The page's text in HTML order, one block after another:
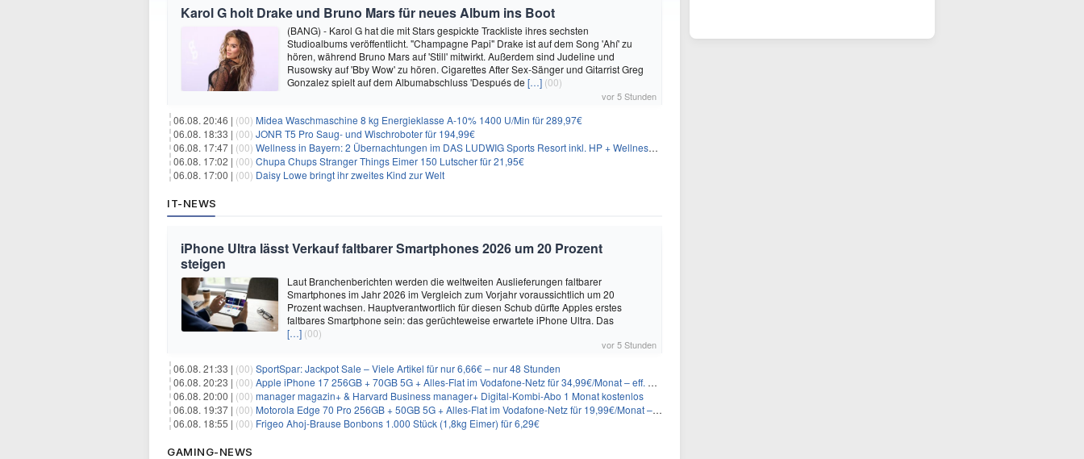
Karol G holt Drake und Bruno Mars für neues Album ins Boot
(BANG) - Karol G hat die mit Stars gespickte Trackliste ihres sechsten
Studioalbums veröffentlicht. "Champagne Papi" Drake ist auf dem Song 'Ahí' zu
hören, während Bruno Mars auf 'Still' mitwirkt. Außerdem sind Judeline und
Rusowsky auf 'Bby Wow' zu hören. Cigarettes After Sex-Sänger und Gitarrist Greg
Gonzalez spielt auf dem Albumabschluss 'Después de […] (00)
vor 5 Stunden
06.08. 20:46 | (00) Midea Waschmaschine 8 kg Energieklasse A-10% 1400 U/Min für 289,97€
06.08. 18:33 | (00) JONR T5 Pro Saug- und Wischroboter für 194,99€
06.08. 17:47 | (00) Wellness in Bayern: 2 Übernachtungen im DAS LUDWIG Sports Resort inkl. HP + Wellness ab 174€ p.P.
06.08. 17:02 | (00) Chupa Chups Stranger Things Eimer 150 Lutscher für 21,95€
06.08. 17:00 | (00) Daisy Lowe bringt ihr zweites Kind zur Welt
IT-NEWS
iPhone Ultra lässt Verkauf faltbarer Smartphones 2026 um 20 Prozent
steigen
Laut Branchenberichten werden die weltweiten Auslieferungen faltbarer
Smartphones im Jahr 2026 im Vergleich zum Vorjahr voraussichtlich um 20
Prozent wachsen. Hauptverantwortlich für diesen Schub dürfte Apples erstes
faltbares Smartphone sein: das gerüchteweise erwartete iPhone Ultra. Das
[…] (00)
vor 5 Stunden
06.08. 21:33 | (00) SportSpar: Jackpot Sale – Viele Artikel für nur 6,66€ – nur 48 Stunden
06.08. 20:23 | (00) Apple iPhone 17 256GB + 70GB 5G + Alles-Flat im Vodafone-Netz für 34,99€/Monat – eff. 4,65€/Monat
06.08. 20:00 | (00) manager magazin+ & Harvard Business manager+ Digital-Kombi-Abo 1 Monat kostenlos
06.08. 19:37 | (00) Motorola Edge 70 Pro 256GB + 50GB 5G + Alles-Flat im Vodafone-Netz für 19,99€/Monat – eff. 0,61€/Monat
06.08. 18:55 | (00) Frigeo Ahoj-Brause Bonbons 1.000 Stück (1,8kg Eimer) für 6,29€
GAMING-NEWS